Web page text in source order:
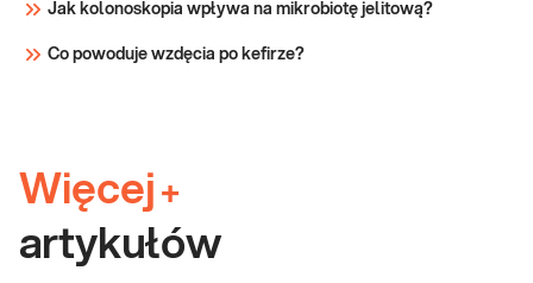
Jak kolonoskopia wpływa na mikrobiotę jelitową?
Co powoduje wzdęcia po kefirze?
Więcej +
artykułów